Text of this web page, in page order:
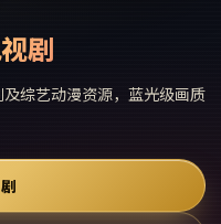
剧
综艺动漫资源，蓝光级画质